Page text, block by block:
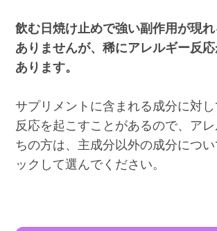
飲む日焼け止めで強い副作用が現
ありませんが、稀にアレルギー反
あります。
サプリメントに含まれる成分に対
反応を起こすことがあるので、ア
ちの方は、主成分以外の成分につ
ックして選んでください。